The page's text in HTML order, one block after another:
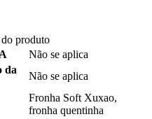
produto
Não se aplica
da
Não se aplica
Fronha Soft Xuxao,
fronha quentinha